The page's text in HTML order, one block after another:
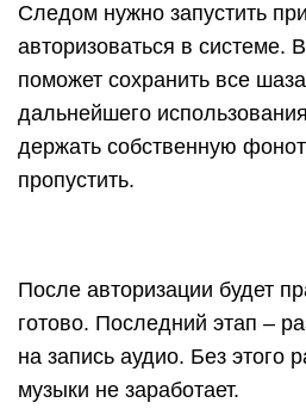
Следом нужно запустить
авторизоваться в системе.
поможет сохранить все
дальнейшего
держать собственную
пропустить.
После авторизации будет
готово. Последний этап –
на запись аудио. Без этого
музыки не заработает.